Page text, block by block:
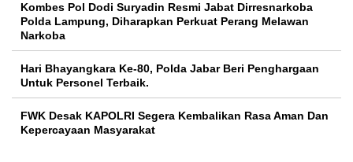
Kombes Pol Dodi Suryadin Resmi Jabat Dirresnarkoba
Polda Lampung, Diharapkan Perkuat Perang Melawan
Narkoba
Hari Bhayangkara Ke-80, Polda Jabar Beri Penghargaan
Untuk Personel Terbaik.
FWK Desak KAPOLRI Segera Kembalikan Rasa Aman Dan
Kepercayaan Masyarakat